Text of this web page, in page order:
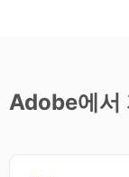
Adobe에서